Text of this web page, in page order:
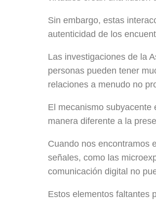
Sin embargo, estas
autenticidad de los
Las investigaciones de la
personas pueden tener
relaciones a menudo no
El mecanismo subyacente
manera diferente a la
Cuando nos encontramos
señales, como las
comunicación digital no
Estos elementos faltantes